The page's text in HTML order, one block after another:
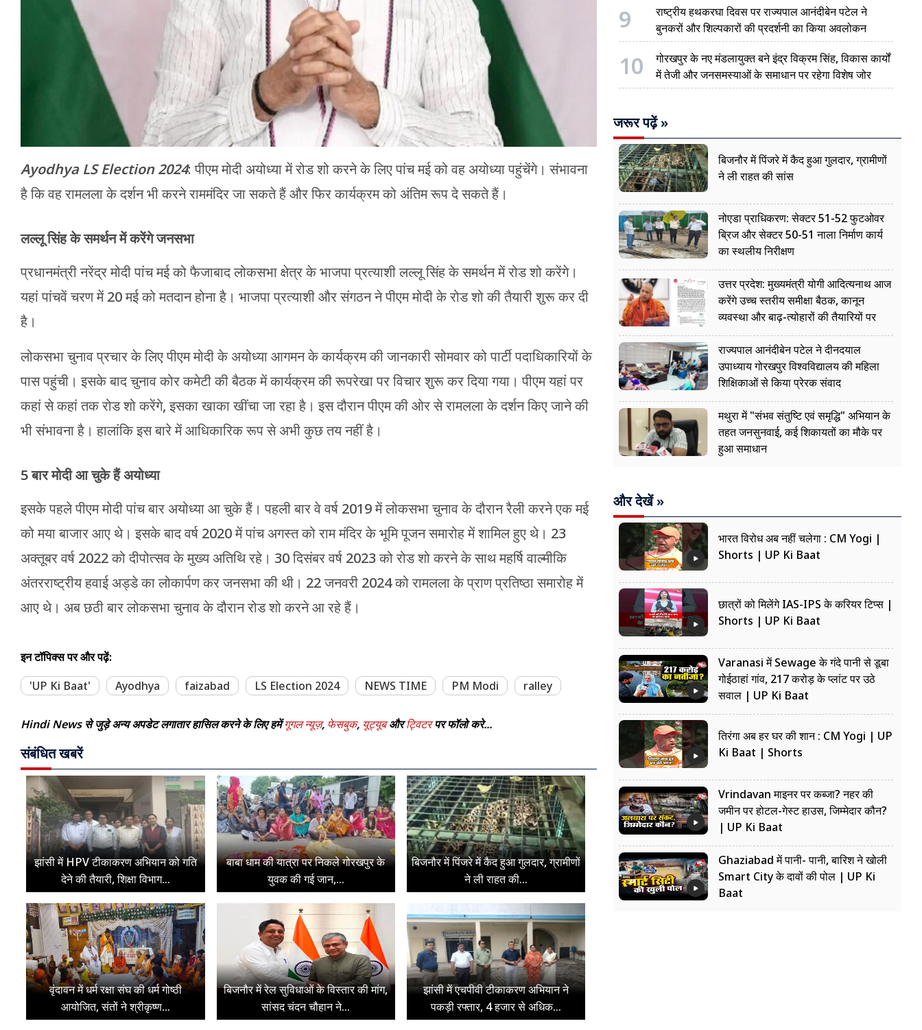
Ayodhya LS Election 2024: पीएम मोदी अयोध्या में रोड शो करने के लिए पांच मई को वह अयोध्या पहुंचेंगे। संभावना
है कि वह रामलला के दर्शन भी करने राममंदिर जा सकते हैं और फिर कार्यक्रम को अंतिम रूप दे सकते हैं।
लल्लू सिंह के समर्थन में करेंगे जनसभा
प्रधानमंत्री नरेंद्र मोदी पांच मई को फैजाबाद लोकसभा क्षेत्र के भाजपा प्रत्याशी लल्लू सिंह के समर्थन में रोड शो करेंगे।
यहां पांचवें चरण में 20 मई को मतदान होना है। भाजपा प्रत्याशी और संगठन ने पीएम मोदी के रोड शो की तैयारी शुरू कर दी
है।
लोकसभा चुनाव प्रचार के लिए पीएम मोदी के अयोध्या आगमन के कार्यक्रम की जानकारी सोमवार को पार्टी पदाधिकारियों के
पास पहुंची। इसके बाद चुनाव कोर कमेटी की बैठक में कार्यक्रम की रूपरेखा पर विचार शुरू कर दिया गया। पीएम यहां पर
कहां से कहां तक रोड शो करेंगे, इसका खाका खींचा जा रहा है। इस दौरान पीएम की ओर से रामलला के दर्शन किए जाने की
भी संभावना है। हालांकि इस बारे में आधिकारिक रूप से अभी कुछ तय नहीं है।
5 बार मोदी आ चुके हैं अयोध्या
इसके पहले पीएम मोदी पांच बार अयोध्या आ चुके हैं। पहली बार वे वर्ष 2019 में लोकसभा चुनाव के दौरान रैली करने एक मई
को मया बाजार आए थे। इसके बाद वर्ष 2020 में पांच अगस्त को राम मंदिर के भूमि पूजन समारोह में शामिल हुए थे। 23
अक्तूबर वर्ष 2022 को दीपोत्सव के मुख्य अतिथि रहे। 30 दिसंबर वर्ष 2023 को रोड शो करने के साथ महर्षि वाल्मीकि
अंतरराष्ट्रीय हवाई अड्डे का लोकार्पण कर जनसभा की थी। 22 जनवरी 2024 को रामलला के प्राण प्रतिष्ठा समारोह में
आए थे। अब छठी बार लोकसभा चुनाव के दौरान रोड शो करने आ रहे हैं।
इन टॉपिक्स पर और पढ़ें:
'UP Ki Baat'
Ayodhya faizabad LS Election 2024 NEWS TIME PM Modi ralley
Hindi News से जुड़े अन्य अपडेट लगातार हासिल करने के लिए हमेंगूगल न्यूज़, फेसबुक, यूट्यूबऔरट्विटरपर फॉलो करे...
संबंधित खबरें
झांसी में HPV टीकाकरण अभियान को गति
देने की तैयारी, शिक्षा विभाग...
बाबा धाम की यात्रा पर निकले गोरखपुर के
युवक की गई जान,...
बिजनौर में पिंजरे में कैद हुआ गुलदार, ग्रामीणों
ने ली राहत की...
वृंदावन में धर्म रक्षा संघ की धर्म गोष्ठी
आयोजित, संतों ने श्रीकृष्ण...
बिजनौर में रेल सुविधाओं के विस्तार की मांग,
सांसद चंदन चौहान ने...
झांसी में एचपीवी टीकाकरण अभियान ने
पकड़ी रफ्तार, 4 हजार से अधिक...
9
राष्ट्रीय हथकरघा दिवस पर राज्यपाल आनंदीबेन पटेल ने
बुनकरों और शिल्पकारों की प्रदर्शनी का किया अवलोकन
10
गोरखपुर के नए मंडलायुक्त बने इंद्र विक्रम सिंह, विकास कार्यों
में तेजी और जनसमस्याओं के समाधान पर रहेगा विशेष जोर
जरूर पढ़ें »
बिजनौर में पिंजरे में कैद हुआ गुलदार, ग्रामीणों
ने ली राहत की सांस
नोएडा प्राधिकरण: सेक्टर 51-52 फुटओवर
ब्रिज और सेक्टर 50-51 नाला निर्माण कार्य
का स्थलीय निरीक्षण
उत्तर प्रदेश: मुख्यमंत्री योगी आदित्यनाथ आज
करेंगे उच्च स्तरीय समीक्षा बैठक, कानून
व्यवस्था और बाढ़-त्योहारों की तैयारियों पर
नजर
राज्यपाल आनंदीबेन पटेल ने दीनदयाल
उपाध्याय गोरखपुर विश्वविद्यालय की महिला
शिक्षिकाओं से किया प्रेरक संवाद
मथुरा में "संभव संतुष्टि एवं समृद्धि" अभियान के
तहत जनसुनवाई, कई शिकायतों का मौके पर
हुआ समाधान
और देखें »
भारत विरोध अब नहीं चलेगा : CM Yogi |
Shorts | UP Ki Baat
छात्रों को मिलेंगे IAS-IPS के करियर टिप्स |
Shorts | UP Ki Baat
Varanasi में Sewage के गंदे पानी से डूबा
गोईठाहां गांव, 217 करोड़ के प्लांट पर उठे
सवाल | UP Ki Baat
तिरंगा अब हर घर की शान : CM Yogi | UP
Ki Baat | Shorts
Vrindavan माइनर पर कब्जा? नहर की
जमीन पर होटल-गेस्ट हाउस, जिम्मेदार कौन?
| UP Ki Baat
Ghaziabad में पानी- पानी, बारिश ने खोली
Smart City के दावों की पोल | UP Ki
Baat